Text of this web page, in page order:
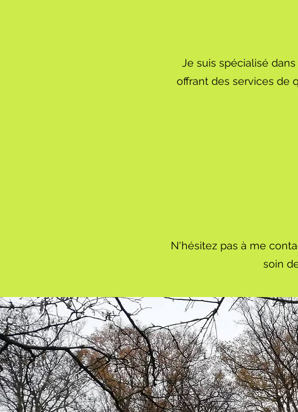
Je suis spécialisé dans
offrant des services de
N'hésitez pas à me
soin